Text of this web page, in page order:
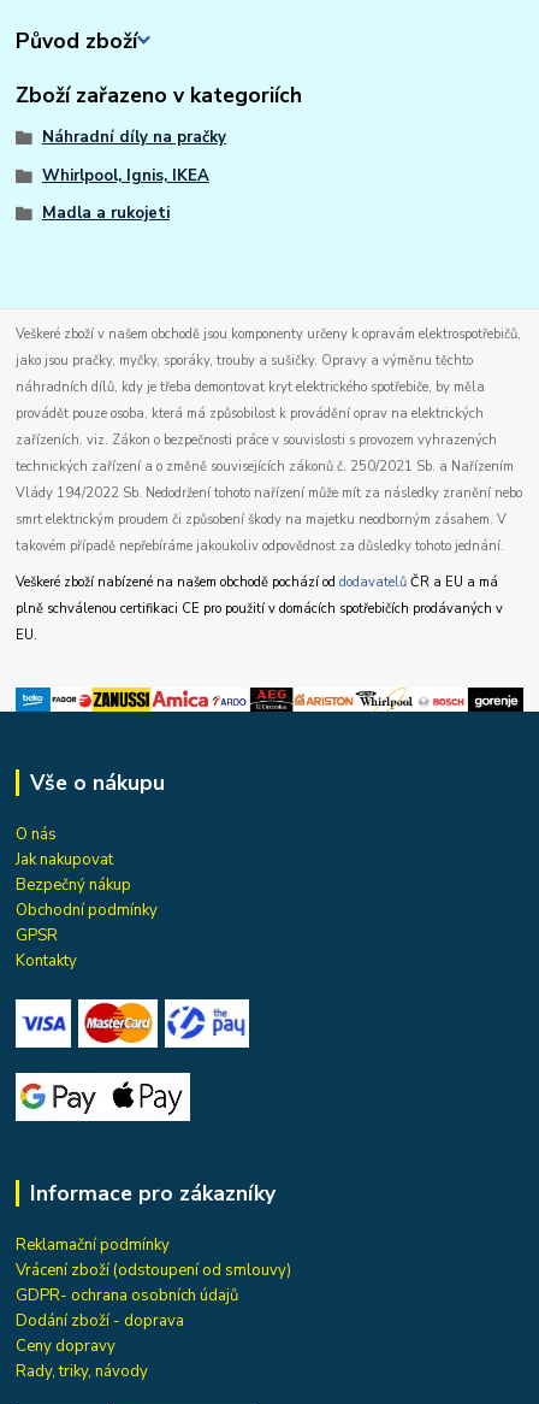
Původ zboží
Zboží zařazeno v kategoriích
Náhradní díly na pračky
Whirlpool, Ignis, IKEA
Madla a rukojeti
Veškeré zboží v našem obchodě jsou komponenty určeny k opravám elektrospotřebičů,
jako jsou pračky, myčky, sporáky, trouby a sušičky. Opravy a výměnu těchto
náhradních dílů, kdy je třeba demontovat kryt elektrického spotřebiče, by měla
provádět pouze osoba, která má způsobilost k provádění oprav na elektrických
zařízeních. viz. Zákon o bezpečnosti práce v souvislosti s provozem vyhrazených
technických zařízení a o změně souvisejících zákonů č. 250/2021 Sb. a Nařízením
Vlády 194/2022 Sb. Nedodržení tohoto nařízení může mít za následky zranění nebo
smrt elektrickým proudem či způsobení škody na majetku neodborným zásahem. V
takovém případě nepřebíráme jakoukoliv odpovědnost za důsledky tohoto jednání.
Veškeré zboží nabízené na našem obchodě pochází oddodavatelů ČR a EU a má
plně schválenou certifikaci CE pro použití v domácích spotřebičích prodávaných v
EU.
Vše o nákupu
O nás
Jak nakupovat
Bezpečný nákup
Obchodní podmínky
GPSR
Kontakty
Informace pro zákazníky
Reklamační podmínky
Vrácení zboží (odstoupení od smlouvy)
GDPR- ochrana osobních údajů
Dodání zboží - doprava
Ceny dopravy
Rady, triky, návody